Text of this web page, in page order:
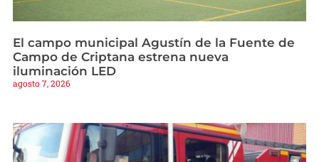
El campo municipal Agustín de la Fuente de
Campo de Criptana estrena nueva
iluminación LED
agosto 7, 2026